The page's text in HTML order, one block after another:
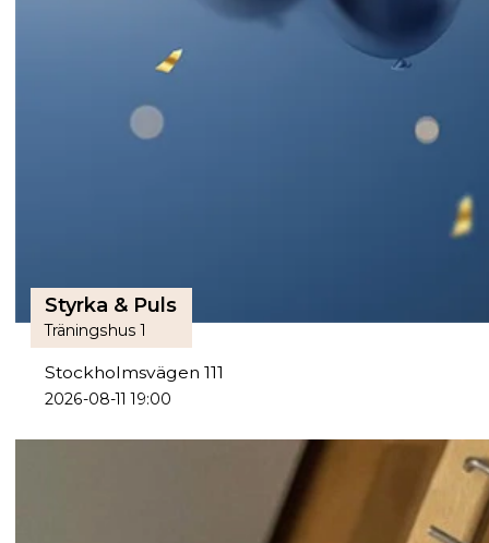
Styrka & Puls
Träningshus 1
Stockholmsvägen 111
2026-08-11 19:00